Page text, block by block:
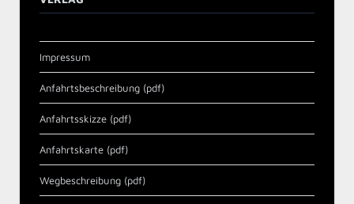
Impressum
Anfahrtsbeschreibung (pdf)
Anfahrtsskizze (pdf)
Anfahrtskarte (pdf)
Wegbeschreibung (pdf)